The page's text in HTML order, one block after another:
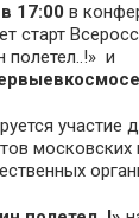
17:00 в
старт
полетел..!» и
участие
московских